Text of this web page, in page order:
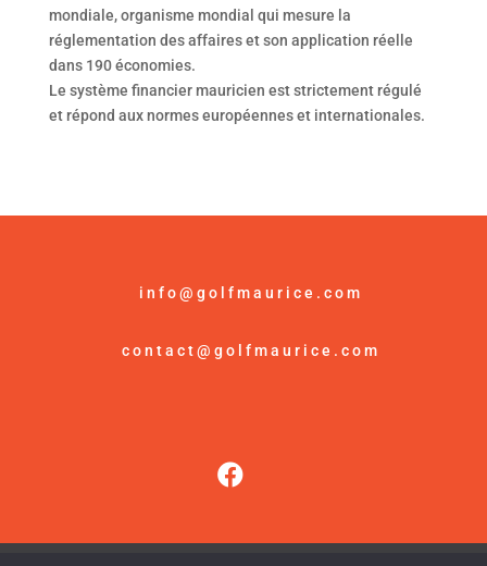
mondiale, organisme mondial qui mesure la
réglementation des affaires et son application réelle
dans 190 économies.
Le système financier mauricien est strictement régulé
et répond aux normes européennes et internationales.
info@golfmaurice.com
contact@golfmaurice.com